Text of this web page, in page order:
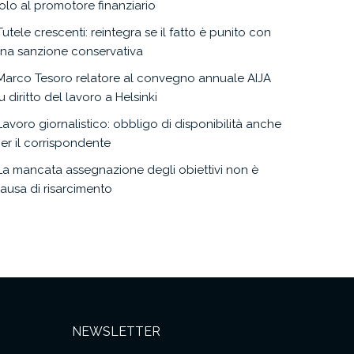
al promotore finanziario
crescenti: reintegra se il fatto è punito con
sanzione conservativa
Tesoro relatore al convegno annuale AIJA
diritto del lavoro a Helsinki
giornalistico: obbligo di disponibilità anche
il corrispondente
mancata assegnazione degli obiettivi non è
di risarcimento
NEWSLETTER